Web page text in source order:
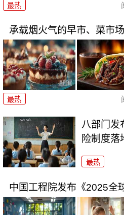
最热
承载烟火气的早市、菜市
最热
八部门发
险制度落
最热
中国工程院发布《2025全